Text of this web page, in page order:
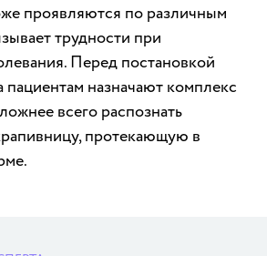
проявляются по различным
трудности при
Перед постановкой
пациентам назначают комплекс
всего распознать
протекающую в